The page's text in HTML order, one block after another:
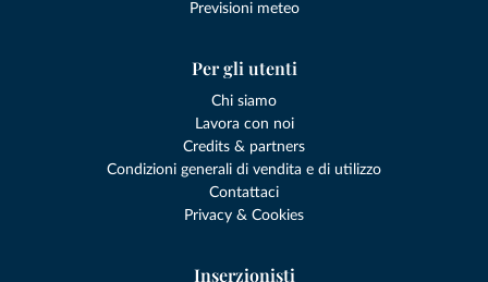
Previsioni meteo
Per gli utenti
Chi siamo
Lavora con noi
Credits & partners
Condizioni generali di vendita e di utilizzo
Contattaci
Privacy & Cookies
Inserzionisti